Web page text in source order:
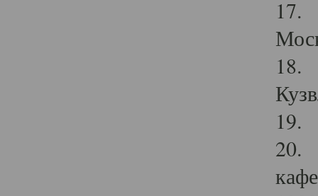
17.
18.
19.
20.